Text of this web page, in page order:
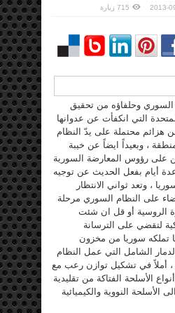
2013- 715 زيارة
السوري وحلفاؤه من تحقيق
التي انكفأت عن عدوانها
هزائم محتملة على يدّ النظام
، وبعيداً ايضاً عن خيبة
على رؤوس المعارضة السورية
أيام بفعل الحديث عن توجيه
، وتعد ثواني الانتظار
على النظام السوري مرحلة
الروسية أو قل ان شئت
لتقضي على الترسانة
تملكه سوريا من مخزون
الشامل التي عمل النظام
، أملاً في تشكيل توازن رعب مع
الأسلحة الفتاكة من تقليدية
الأسلحة النووية والكيميائية